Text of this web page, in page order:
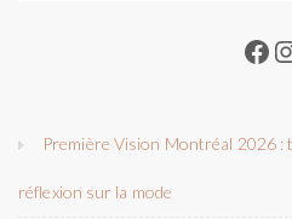
Première Vision Montréal 2026 :
réflexion sur la mode